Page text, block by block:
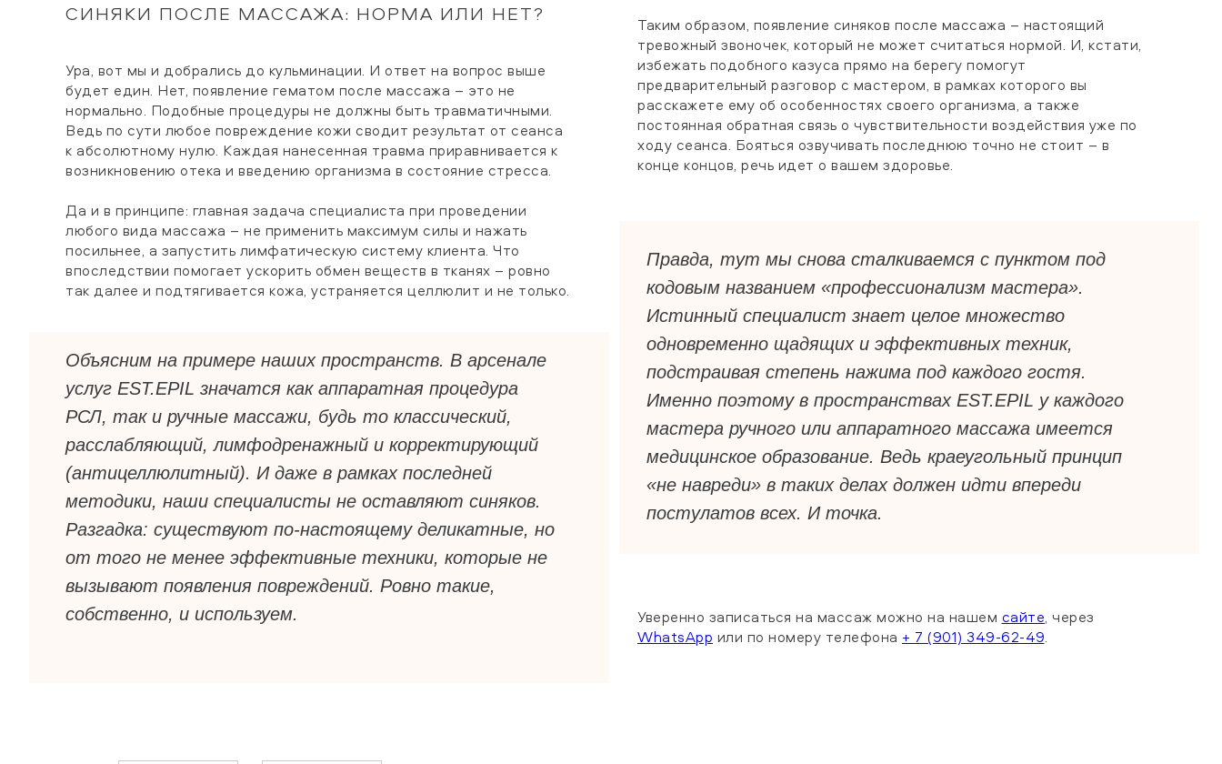
СИНЯКИ ПОСЛЕ МАССАЖА: НОРМА ИЛИ НЕТ?
Ура, вот мы и добрались до кульминации. И ответ на вопрос выше
будет един. Нет, появление гематом после массажа – это не
нормально. Подобные процедуры не должны быть травматичными.
Ведь по сути любое повреждение кожи сводит результат от сеанса
к абсолютному нулю. Каждая нанесенная травма приравнивается к
возникновению отека и введению организма в состояние стресса.
Да и в принципе: главная задача специалиста при проведении
любого вида массажа – не применить максимум силы и нажать
посильнее, а запустить лимфатическую систему клиента. Что
впоследствии помогает ускорить обмен веществ в тканях – ровно
так далее и подтягивается кожа, устраняется целлюлит и не только.
Объясним на примере наших пространств. В арсенале
услуг EST.EPIL значатся как аппаратная процедура
РСЛ, так и ручные массажи, будь то классический,
расслабляющий, лимфодренажный и корректирующий
(антицеллюлитный). И даже в рамках последней
методики, наши специалисты не оставляют синяков.
Разгадка: существуют по-настоящему деликатные, но
от того не менее эффективные техники, которые не
вызывают появления повреждений. Ровно такие,
собственно, и используем.
Правда, тут мы снова сталкиваемся с пунктом под
кодовым названием «профессионализм мастера».
Истинный специалист знает целое множество
одновременно щадящих и эффективных техник,
подстраивая степень нажима под каждого гостя.
Именно поэтому в пространствах EST.EPIL у каждого
мастера ручного или аппаратного массажа имеется
медицинское образование. Ведь краеугольный принцип
«не навреди» в таких делах должен идти впереди
постулатов всех. И точка.
Таким образом, появление синяков после массажа – настоящий
тревожный звоночек, который не может считаться нормой. И, кстати,
избежать подобного казуса прямо на берегу помогут
предварительный разговор с мастером, в рамках которого вы
расскажете ему об особенностях своего организма, а также
постоянная обратная связь о чувствительности воздействия уже по
ходу сеанса. Бояться озвучивать последнюю точно не стоит – в
конце концов, речь идет о вашем здоровье.
Уверенно записаться на массаж можно на нашем сайте, через
WhatsApp или по номеру телефона + 7 (901) 349-62-49.